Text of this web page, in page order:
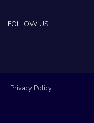
FOLLOW US
Privacy Policy